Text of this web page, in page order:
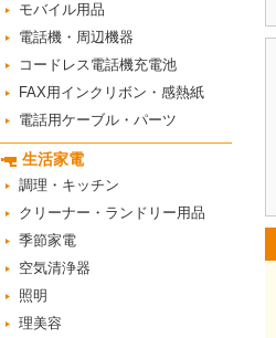
モバイル用品
電話機・周辺機器
コードレス電話機充電池
FAX用インクリボン・感熱紙
電話用ケーブル・パーツ
生活家電
調理・キッチン
クリーナー・ランドリー用品
季節家電
空気清浄器
照明
理美容